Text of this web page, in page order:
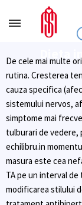
Dieta
De cele mai multe
rutina. Cresterea
cauza specifica
sistemului nervos,
simptome mai
tulburari de vedere,
echilibru.in
masura este cea
TA pe un interval de
modificarea stilului